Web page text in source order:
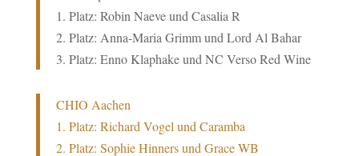
1. Platz: Robin Naeve und Casalia R
2. Platz: Anna-Maria Grimm und Lord Al Bahar
3. Platz: Enno Klaphake und NC Verso Red Wine
CHIO Aachen
1. Platz: Richard Vogel und Caramba
2. Platz: Sophie Hinners und Grace WB